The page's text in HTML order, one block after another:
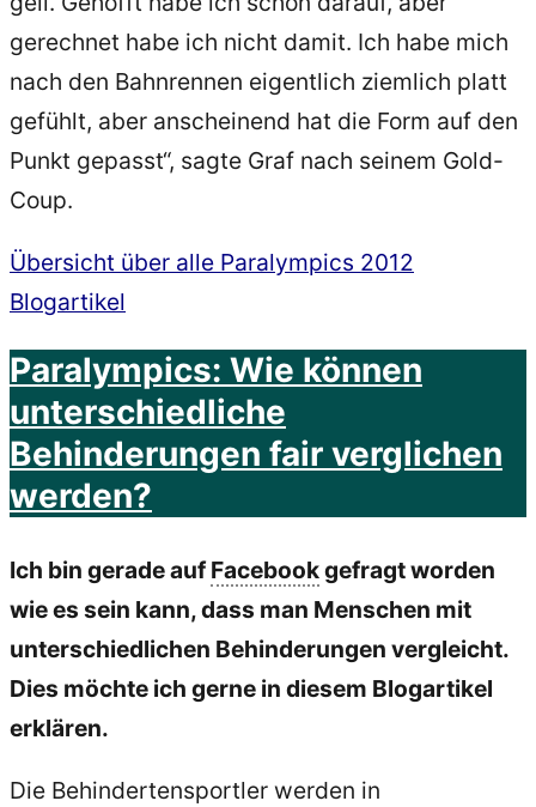
gerechnet habe ich nicht damit. Ich habe mich
nach den Bahnrennen eigentlich ziemlich platt
gefühlt, aber anscheinend hat die Form auf den
Punkt gepasst“, sagte Graf nach seinem Gold-
Coup.
Übersicht über alle Paralympics 2012
Blogartikel
Paralympics: Wie können
unterschiedliche
Behinderungen fair verglichen
werden?
Ich bin gerade aufFacebookgefragt worden
wie es sein kann, dass man Menschen mit
unterschiedlichen Behinderungen vergleicht.
Dies möchte ich gerne in diesem Blogartikel
erklären.
Die Behindertensportler werden in